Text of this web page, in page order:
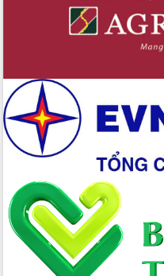
Chuyển đổi số 'mở đường' cho nông
nghiệp Đắk Lắk tăng trưởng bứt phá
Triển khai đồng bộ đo đạc, lập hồ sơ
địa chính, hoàn thiện cơ sở dữ liệu đất
Ứng dụng sinh trắc học - Bước tiến
trong hành trình chuyển đổi số tại Đắk
Lắk
Đắk Lắk nâng cao hiệu quả công tác
Đảng từ Sổ tay đảng viên điện tử
Đắk Lắk đẩy mạnh nuôi biển công
nghệ, hướng tới phát triển thủy sản
bền vững
Tập huấn nâng cao năng lực triển khai
chuyển đổi số cho cán bộ, công chức
cấp xã